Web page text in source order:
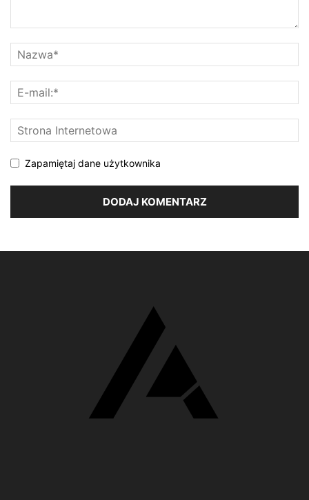
Zapamiętaj dane użytkownika